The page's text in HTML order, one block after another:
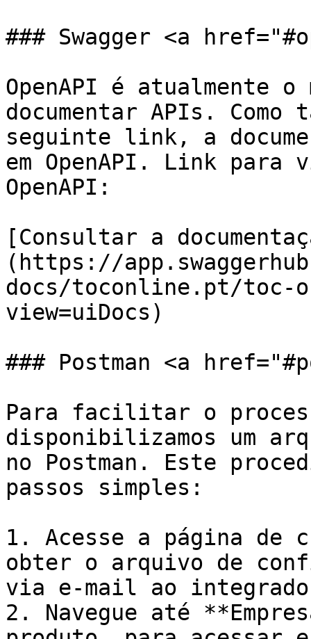
### Swagger <a
OpenAPI é atualmente o
documentar APIs.
seguinte link, a
em OpenAPI. Link
OpenAPI:
[Consultar a
(https://
docs/toconline.pt/toc-
view=uiDocs)
### Postman <a
Para facilitar o
disponibilizamos um
no Postman. Este
passos simples:
1. Acesse a página de
obter o arquivo de
via e-mail ao
2. Navegue até